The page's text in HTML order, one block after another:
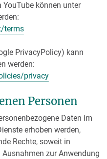
können unter
terms
PrivacyPolicy) kann
werden:
privacy
Personen
Daten im
erhoben werden,
Rechte, soweit in
zur Anwendung